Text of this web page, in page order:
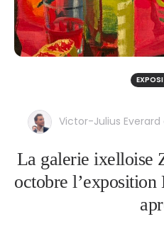
Victor-Julius Everard
La galerie ixelloise
octobre